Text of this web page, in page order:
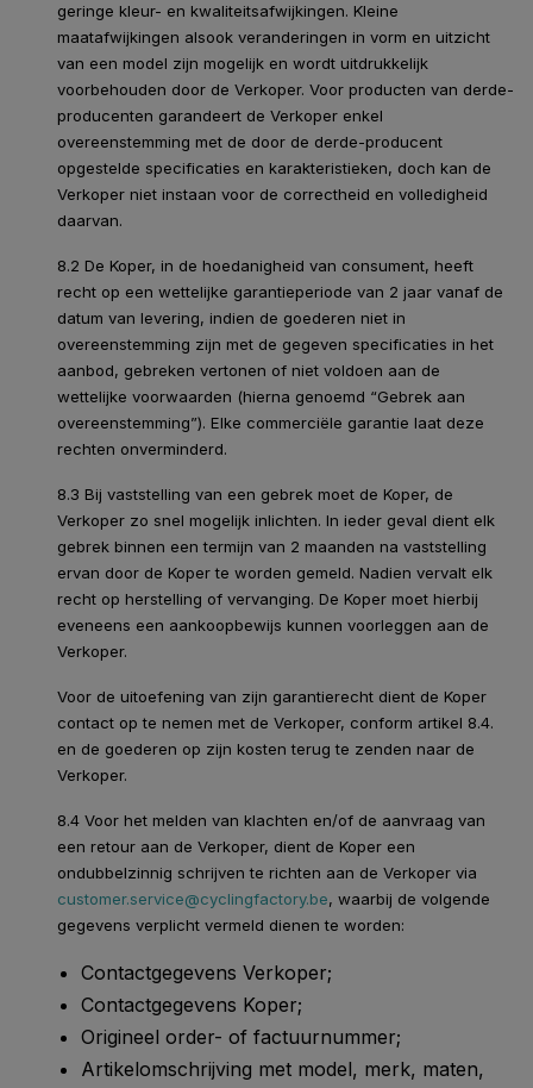
geringe kleur- en kwaliteitsafwijkingen. Kleine
maatafwijkingen alsook veranderingen in vorm en uitzicht
van een model zijn mogelijk en wordt uitdrukkelijk
voorbehouden door de Verkoper. Voor producten van derde-
producenten garandeert de Verkoper enkel
overeenstemming met de door de derde-producent
opgestelde specificaties en karakteristieken, doch kan de
Verkoper niet instaan voor de correctheid en volledigheid
daarvan.
8.2 De Koper, in de hoedanigheid van consument, heeft
recht op een wettelijke garantieperiode van 2 jaar vanaf de
datum van levering, indien de goederen niet in
overeenstemming zijn met de gegeven specificaties in het
aanbod, gebreken vertonen of niet voldoen aan de
wettelijke voorwaarden (hierna genoemd “Gebrek aan
overeenstemming”). Elke commerciële garantie laat deze
rechten onverminderd.
8.3 Bij vaststelling van een gebrek moet de Koper, de
Verkoper zo snel mogelijk inlichten. In ieder geval dient elk
gebrek binnen een termijn van 2 maanden na vaststelling
ervan door de Koper te worden gemeld. Nadien vervalt elk
recht op herstelling of vervanging. De Koper moet hierbij
eveneens een aankoopbewijs kunnen voorleggen aan de
Verkoper.
Voor de uitoefening van zijn garantierecht dient de Koper
contact op te nemen met de Verkoper, conform artikel 8.4.
en de goederen op zijn kosten terug te zenden naar de
Verkoper.
8.4 Voor het melden van klachten en/of de aanvraag van
een retour aan de Verkoper, dient de Koper een
ondubbelzinnig schrijven te richten aan de Verkoper via
customer.service@cyclingfactory.be, waarbij de volgende
gegevens verplicht vermeld dienen te worden:
Contactgegevens Verkoper;
Contactgegevens Koper;
Origineel order- of factuurnummer;
Artikelomschrijving met model, merk, maten,